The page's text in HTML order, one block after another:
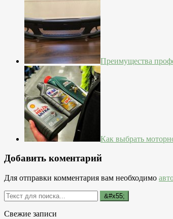
Преимущества
Как выбрать
Добавить коментарий
Для отправки комментария вам необходимо
Свежие записи